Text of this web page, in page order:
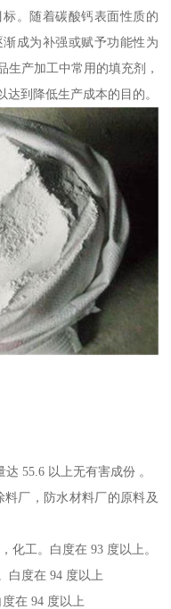
。随着碳酸钙表面性质的
成为补强或赋予功能性为
生产加工中常用的填充剂，
到降低生产成本的目的。
55.6 以上无有害成份 。
料厂，防水材料厂的原料及
化工。白度在 93 度以上。
白度在 94 度以上
在 94 度以上